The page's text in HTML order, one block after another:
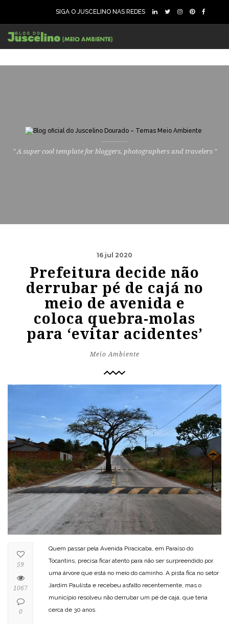
SIGA O JUSCELINO NAS REDES
" A super cool template for bloggers, photographers and travelers "
16 jul 2020
Prefeitura decide não
derrubar pé de cajá no
meio de avenida e
coloca quebra-molas
para ‘evitar acidentes’
Meio Ambiente
Quem passar pela Avenida Piracicaba, em Paraíso do
Tocantins, precisa ficar atento para não ser surpreendido por
uma árvore que está no meio do caminho. A pista fica no setor
Jardim Paulista e recebeu asfalto recentemente, mas o
município resolveu não derrubar um pé de cajá, que teria
cerca de 30 anos.
59
1067
0